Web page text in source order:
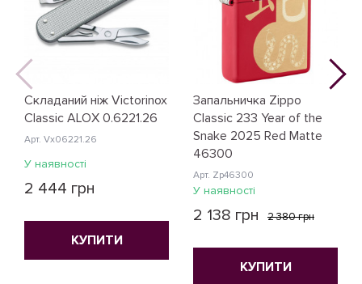
Складаний ніж Victorinox
Classic ALOX 0.6221.26
Арт. Vx06221.26
У наявності
2 444 грн
КУПИТИ
Запальничка Zippo
Classic 233 Year of the
Snake 2025 Red Matte
46300
Арт. Zp46300
У наявності
2 138 грн 2 380 грн
КУПИТИ